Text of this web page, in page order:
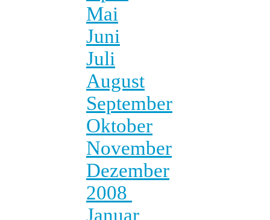
Mai
Juni
Juli
August
September
Oktober
November
Dezember
2008
Januar